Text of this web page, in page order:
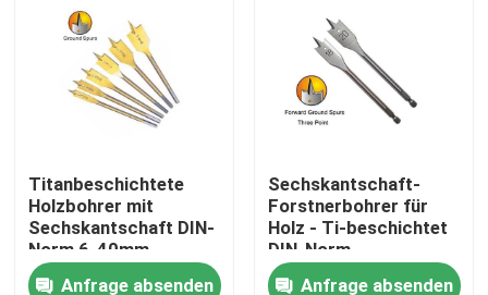
Produkte
Über uns
Fabrik-Ausflug
Qualitätskontrolle
Titanbeschichtete
Holzbohrer mit
Sechskantschaft DIN-
Norm 6-40mm
Anfrage absenden
Sechskantschaft-
Forstnerbohrer für
Holz - Ti-beschichtet
DIN-Norm
Anfrage absenden